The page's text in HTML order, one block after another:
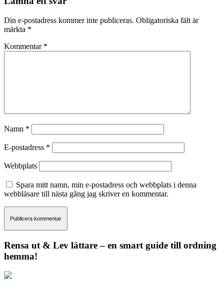
Din e-postadress kommer inte publiceras. Obligatoriska fält är
märkta *
Kommentar *
Namn *
E-postadress *
Webbplats
Spara mitt namn, min e-postadress och webbplats i denna
webbläsare till nästa gång jag skriver en kommentar.
Rensa ut & Lev lättare – en smart guide till ordning
hemma!